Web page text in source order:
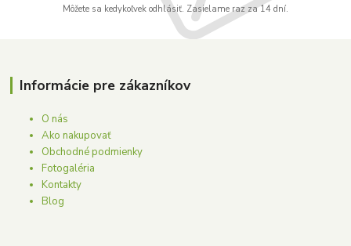
Môžete sa kedykoľvek odhlásiť. Zasielame raz za 14 dní.
Informácie pre zákazníkov
O nás
Ako nakupovať
Obchodné podmienky
Fotogaléria
Kontakty
Blog